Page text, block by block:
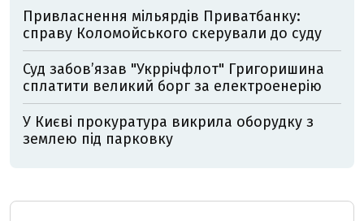
Привласнення мільярдів Приватбанку:
справу Коломойського скерували до суду
Суд забов’язав "Укррічфлот" Григоришина
сплатити великий борг за електроенерію
У Києві прокуратура викрила оборудку з
землею під парковку